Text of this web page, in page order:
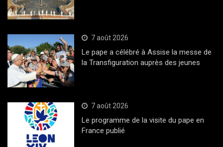
7 août 2026
Le pape a célébré à Assise la messe de
la Transfiguration auprès des jeunes
7 août 2026
Le programme de la visite du pape en
France publié